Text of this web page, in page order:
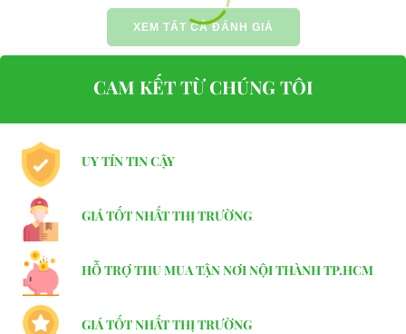
XEM TẤT CẢ ĐÁNH GIÁ
CAM KẾT TỪ CHÚNG TÔI
UY TÍN TIN CẬY
GIÁ TỐT NHẤT THỊ TRƯỜNG
HỖ TRỢ THU MUA TẬN NƠI NỘI THÀNH TP.HCM
GIÁ TỐT NHẤT THỊ TRƯỜNG